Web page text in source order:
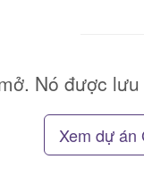
Nó được
Xem dự án